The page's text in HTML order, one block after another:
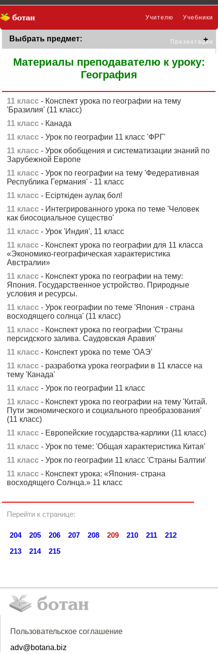
Учебники
Учителю
Презентации
Выбрать предмет:
Материалы преподавателю к уроку:
География
11 класс - Конспект урока по географии на тему
'Бразилия' (11 класс)
11 класс - Канада
11 класс - Урок по географии 11 класс 'ФРГ'
11 класс - Урок обобщения и систематизации знаний по
Зарубежной Европе
11 класс - Урок по географии на тему 'Федеративная
Республика Германия' - 11 класс
11 класс - Есірткіден аулақ бол!
11 класс - Интегрированного урока по теме 'Человек
как биосоциальное существо'
11 класс - Урок 'Индия', 11 класс
11 класс - Конспект урока по географии для 11 класса
«Экономико-географическая характеристика
Австралии»
11 класс - Конспект урока по географии на тему:
Япония. Государственное устройство. Природные
условия и ресурсы.
11 класс - Урок географии по теме 'Япония - страна
восходящего солнца' (11 класс)
11 класс - Конспект урока по географии 'Страны
персидского залива. Саудовская Аравия'
11 класс - Конспект урока по теме 'ОАЭ'
11 класс - разработка урока географии в 11 классе на
тему 'Канада'
11 класс - Урок по географии 11 класс
11 класс - Конспект урока по географии на тему 'Китай.
Пути экономического и социального преобразования'
(11 класс)
11 класс - Европейские государства-карлики (11 класс)
11 класс - Урок по теме: 'Общая характеристика Китая'
11 класс - Урок по географии 11 класс 'Страны Балтии'
11 класс - Конспект урока: «Япония- страна
восходящего Солнца.» 11 класс
Перейти к странице:
204 205 206 207 208 209 210 211
212
213
214 215
Пользовательское соглашение
adv@botana.biz